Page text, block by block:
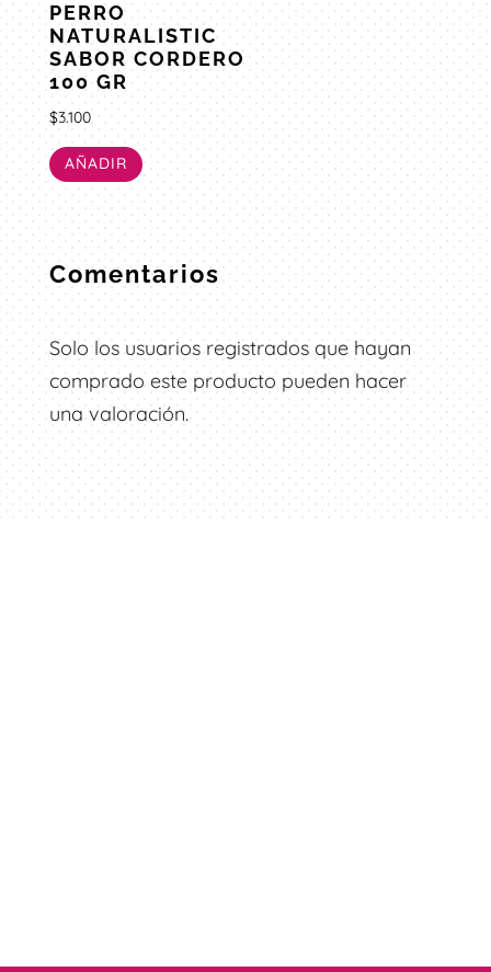
PERRO
NATURALISTIC
SABOR CORDERO
100 GR
$3.100
AÑADIR
Comentarios
Solo los usuarios registrados que hayan
comprado este producto pueden hacer
una valoración.